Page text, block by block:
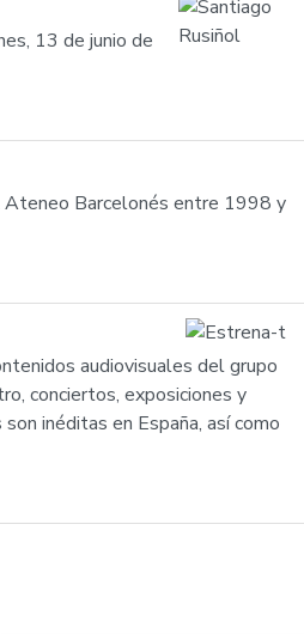
13 de junio de
Ateneo Barcelonés entre 1998 y
audiovisuales del grupo
conciertos, exposiciones y
inéditas en España, así como